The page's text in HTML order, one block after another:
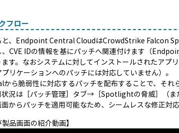
フロー
と、Endpoint Central CloudはCrowdStrike Falcon
、CVE IDの情報を基にパッチへ関連付けます（
す。なおシステムに対してインストールされたアプ
リケーションへのパッチには対応していません）。
ら脆弱性に対応するパッチを配布することで、そ
状況は［パッチ管理］タブ→［Spotlightの脅威］（
からパッチを適用可能なため、シームレスな修正対応
品画面の紹介動画】